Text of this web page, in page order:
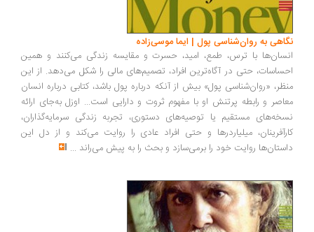
به روان‌شناسی پول | ایما موسی‌زاده
با ترس، طمع، امید، حسرت و مقایسه زندگی می‌کنند و همین
حتی در آگاه‌ترین افراد، تصمیم‌های مالی را شکل می‌دهد. از این
«روان‌شناسی پول» بیش از آنکه درباره پول باشد، کتابی درباره انسان
و رابطه پرتنش او با مفهوم ثروت و دارایی است... اوزل به‌جای ارائه
مستقیم یا توصیه‌های دستوری، تجربه زندگی سرمایه‌گذاران،
میلیاردرها و حتی افراد عادی را روایت می‌کند و از دل این
روایت خود را برمی‌سازد و بحث را به پیش می‌راند ...